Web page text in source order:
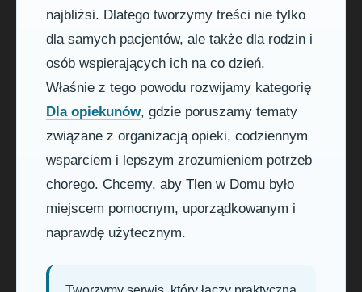
najbliżsi. Dlatego tworzymy treści nie tylko
dla samych pacjentów, ale także dla rodzin i
osób wspierających ich na co dzień.
Właśnie z tego powodu rozwijamy kategorię
Dla opiekunów, gdzie poruszamy tematy
związane z organizacją opieki, codziennym
wsparciem i lepszym zrozumieniem potrzeb
chorego. Chcemy, aby Tlen w Domu było
miejscem pomocnym, uporządkowanym i
naprawdę użytecznym.